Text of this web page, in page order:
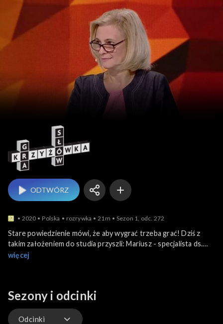
Gra słów. Krzyżówka
ODTWÓRZ
2020 Polska rozrywka 21m Sezon 1, odc. 272
Stare powiedzienie mówi, że aby wygrać trzeba grać! Dziś z
takim założeniem do studia przyszli: Mariusz - specjalista ds.
jakości i BHP, marzący o podróży do krajów Ameryki
więcej
Sezony i odcinki
Odcinki